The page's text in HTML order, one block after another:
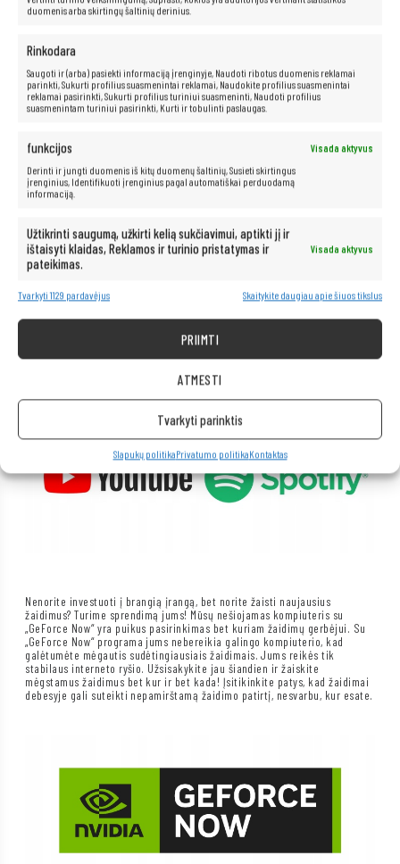
duomenis arba skirtingų šaltinių derinius.
Rinkodara
Saugoti ir (arba) pasiekti informaciją įrenginyje, Naudoti ribotus duomenis reklamai
parinkti, Sukurti profilius suasmenintai reklamai, Naudokite profilius suasmenintai
reklamai pasirinkti, Sukurti profilius turiniui suasmeninti, Naudoti profilius
suasmenintam turiniui pasirinkti, Kurti ir tobulinti paslaugas.
funkcijos
Visada aktyvus
Derinti ir jungti duomenis iš kitų duomenų šaltinių, Susieti skirtingus
įrenginius, Identifikuoti įrenginius pagal automatiškai perduodamą
informaciją.
Užtikrinti saugumą, užkirti kelią sukčiavimui, aptikti jį ir
ištaisyti klaidas, Reklamos ir turinio pristatymas ir
pateikimas.
Visada aktyvus
Tvarkyti 1129 pardavėjus Skaitykite daugiau apie šiuos tikslus
PRIIMTI
ATMESTI
Tvarkyti parinktis
Slapukų politikaPrivatumo politikaKontaktas
„Intel Core i5“procesoriai yra puikus sprendimas tiems, kurie ieško
programų ir tinklalapių. Be to, šie procesoriai siūlo išskirtines pramogų
galimybes ir sklandų aukštos raiškos vaizdo atkūrimą.
Neribotos multimedijos galimybės yra
po ranka!
Kompiuteris taip pat idealiai tinka visoms multimedijos programoms.
platformų kaip „Netflix“, „HBO“, „Amazon“, „YouTube“, „Spotify“ ir
„Facebook“.
Nenorite investuoti į brangią įrangą, bet norite žaisti naujausius
žaidimus? Turime sprendimą jums! Mūsų nešiojamas kompiuteris su
„GeForce Now“ yra puikus pasirinkimas bet kuriam žaidimų gerbėjui. Su
„GeForce Now“ programa jums nebereikia galingo kompiuterio, kad
galėtumėte mėgautis sudėtingiausiais žaidimais. Jums reikės tik
stabilaus interneto ryšio. Užsisakykite jau šiandien ir žaiskite
mėgstamus žaidimus bet kur ir bet kada! Įsitikinkite patys, kad žaidimai
debesyje gali suteikti nepamirštamą žaidimo patirtį, nesvarbu, kur esate.